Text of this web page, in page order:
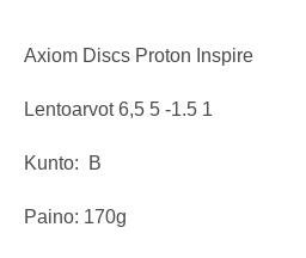
Axiom Discs Proton Inspire
Lentoarvot 6,5 5 -1.5 1
Kunto: B
Paino: 170g